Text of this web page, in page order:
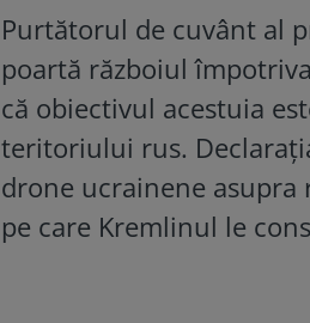
Purtătorul de cuvânt al
poartă războiul
că obiectivul acestuia
teritoriului rus.
drone ucrainene asupra
pe care Kremlinul le